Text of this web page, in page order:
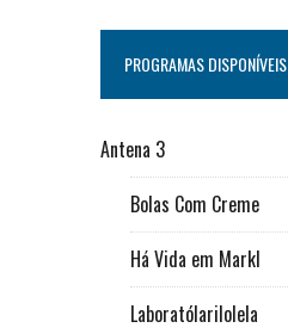
PROGRAMAS DISPONÍVEIS
Antena 3
Bolas Com Creme
Há Vida em Markl
Laboratólarilolela